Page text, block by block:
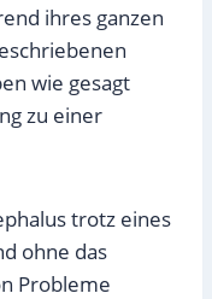
ihres ganzen
wie gesagt
zu einer
trotz eines
ohne das
Probleme